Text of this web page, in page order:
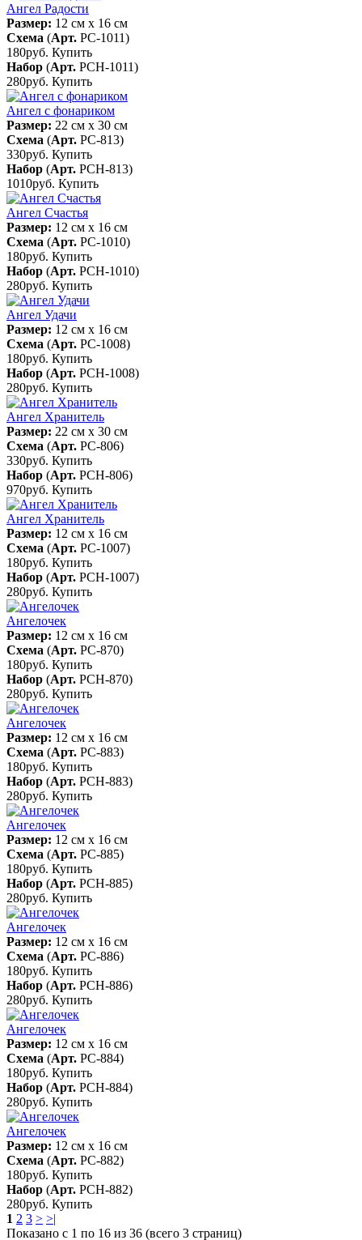
Ангел Радости
Размер: 12 см x 16 см
Схема (Арт. РС-1011)
180руб. Купить
Набор (Арт. РСН-1011)
280руб. Купить
Ангел с фонариком
Размер: 22 см x 30 см
Схема (Арт. РС-813)
330руб. Купить
Набор (Арт. РСН-813)
1010руб. Купить
Ангел Счастья
Размер: 12 см x 16 см
Схема (Арт. РС-1010)
180руб. Купить
Набор (Арт. РСН-1010)
280руб. Купить
Ангел Удачи
Размер: 12 см x 16 см
Схема (Арт. РС-1008)
180руб. Купить
Набор (Арт. РСН-1008)
280руб. Купить
Ангел Хранитель
Размер: 22 см x 30 см
Схема (Арт. РС-806)
330руб. Купить
Набор (Арт. РСН-806)
970руб. Купить
Ангел Хранитель
Размер: 12 см x 16 см
Схема (Арт. РС-1007)
180руб. Купить
Набор (Арт. РСН-1007)
280руб. Купить
Ангелочек
Размер: 12 см x 16 см
Схема (Арт. РС-870)
180руб. Купить
Набор (Арт. РСН-870)
280руб. Купить
Ангелочек
Размер: 12 см x 16 см
Схема (Арт. РС-883)
180руб. Купить
Набор (Арт. РСН-883)
280руб. Купить
Ангелочек
Размер: 12 см x 16 см
Схема (Арт. РС-885)
180руб. Купить
Набор (Арт. РСН-885)
280руб. Купить
Ангелочек
Размер: 12 см x 16 см
Схема (Арт. РС-886)
180руб. Купить
Набор (Арт. РСН-886)
280руб. Купить
Ангелочек
Размер: 12 см x 16 см
Схема (Арт. РС-884)
180руб. Купить
Набор (Арт. РСН-884)
280руб. Купить
Ангелочек
Размер: 12 см x 16 см
Схема (Арт. РС-882)
180руб. Купить
Набор (Арт. РСН-882)
280руб. Купить
1 2 3 > >|
Показано с 1 по 16 из 36 (всего 3 страниц)